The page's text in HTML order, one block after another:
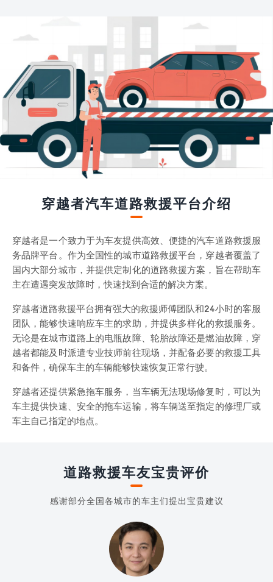
穿越者汽车道路救援平台介绍
穿越者是一个致力于为车友提供高效、便捷的汽车道路救援服
务品牌平台。作为全国性的城市道路救援平台，穿越者覆盖了
国内大部分城市，并提供定制化的道路救援方案，旨在帮助车
主在遭遇突发故障时，快速找到合适的解决方案。
穿越者道路救援平台拥有强大的救援师傅团队和24小时的客服
团队，能够快速响应车主的求助，并提供多样化的救援服务。
无论是在城市道路上的电瓶故障、轮胎故障还是燃油故障，穿
越者都能及时派遣专业技师前往现场，并配备必要的救援工具
和备件，确保车主的车辆能够快速恢复正常行驶。
穿越者还提供紧急拖车服务，当车辆无法现场修复时，可以为
车主提供快速、安全的拖车运输，将车辆送至指定的修理厂或
车主自己指定的地点。
道路救援车友宝贵评价
感谢部分全国各城市的车主们提出宝贵建议